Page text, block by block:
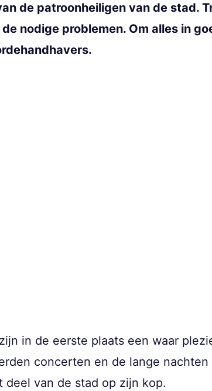
de patroonheiligen van de stad.
nodige problemen. Om alles in
in de eerste plaats een waar
concerten en de lange
deel van de stad op zijn kop.